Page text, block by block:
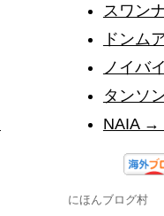
スワン
ドンム
ノイバ
タンソ
NAIA →
にほんブログ村